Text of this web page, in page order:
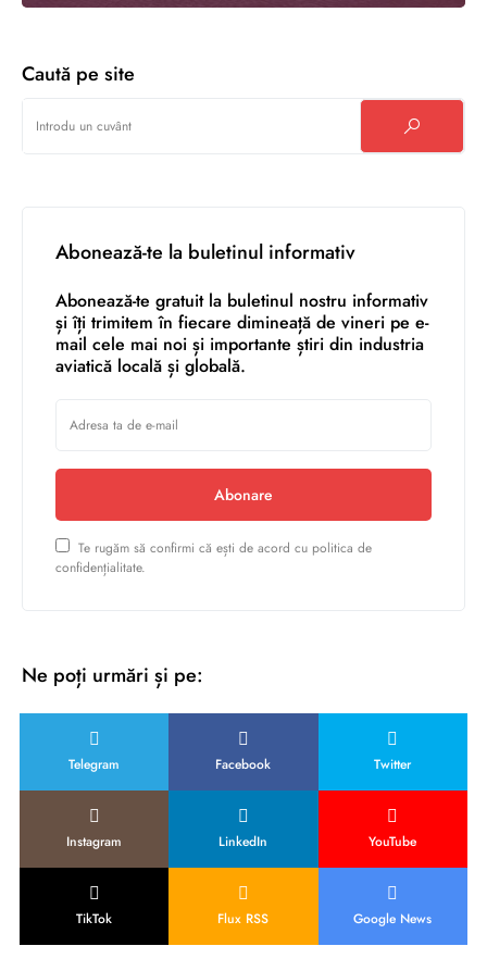
Caută pe site
Abonează-te la buletinul informativ
Abonează-te gratuit la buletinul nostru informativ
și îți trimitem în fiecare dimineață de vineri pe e-
mail cele mai noi și importante știri din industria
aviatică locală și globală.
Abonare
Te rugăm să confirmi că ești de acord cu politica de
confidențialitate.
Ne poți urmări și pe:
Telegram Facebook Twitter
Instagram LinkedIn YouTube
TikTok Flux RSS Google News